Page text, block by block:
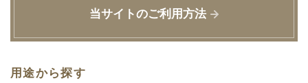
当サイトのご利用方法
用途から探す